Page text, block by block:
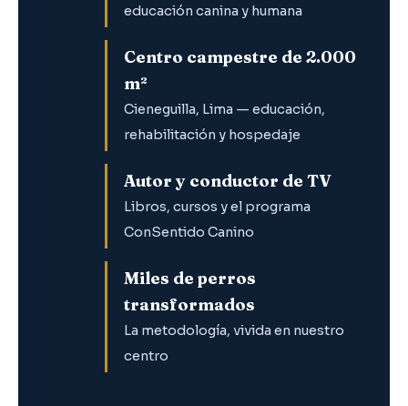
educación canina y humana
Centro campestre de 2.000
m²
Cieneguilla, Lima — educación,
rehabilitación y hospedaje
Autor y conductor de TV
Libros, cursos y el programa
ConSentido Canino
Miles de perros
transformados
La metodología, vivida en nuestro
centro